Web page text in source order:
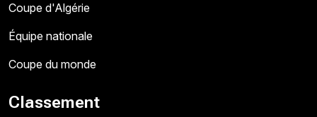
Coupe d'Algérie
Équipe nationale
Coupe du monde
Classement